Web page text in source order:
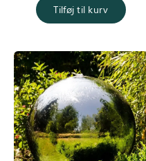
Tilføj til kurv